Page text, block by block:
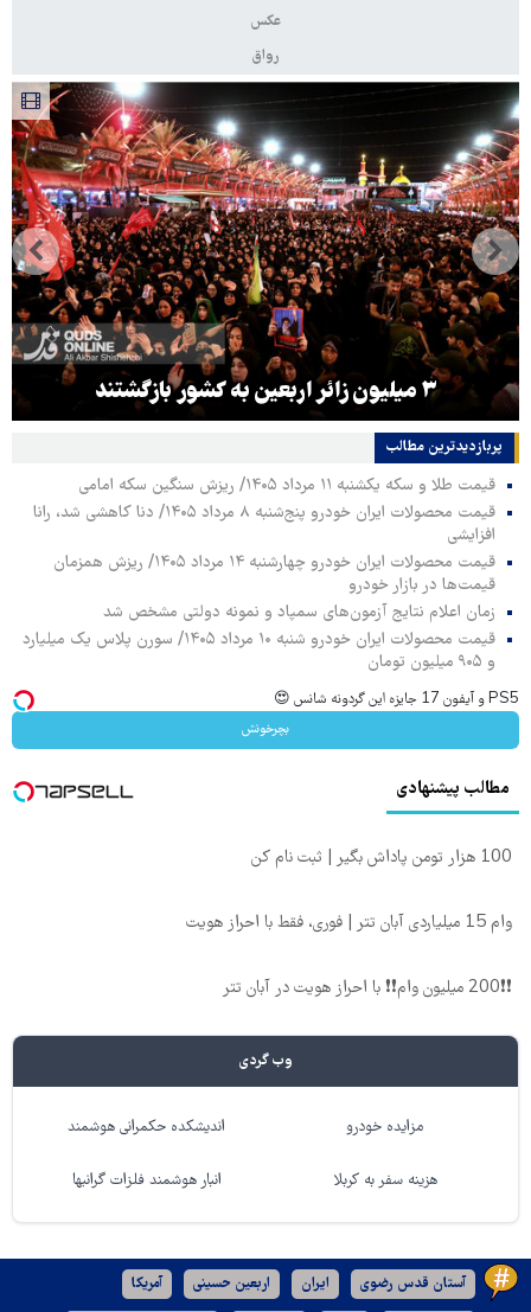
عکس
رواق
۳ میلیون زائر اربعین به کشور بازگشتند
پربازدیدترین‌ مطالب
قیمت طلا و سکه یکشنبه ۱۱ مرداد ۱۴۰۵/ ریزش سنگین سکه امامی
قیمت محصولات ایران خودرو پنج‌شنبه ۸ مرداد ۱۴۰۵/ دنا کاهشی شد، رانا
افزایشی
قیمت محصولات ایران خودرو چهارشنبه ۱۴ مرداد ۱۴۰۵/ ریزش همزمان
قیمت‌ها در بازار خودرو
زمان اعلام نتایج آزمون‌های سمپاد و نمونه دولتی مشخص شد
قیمت محصولات ایران خودرو شنبه ۱۰ مرداد ۱۴۰۵/ سورن پلاس یک میلیارد
و ۹۰۵ میلیون تومان
PS5 و آیفون 17 جایزه این گردونه شانس 😍
بچرخونش
مطالب پیشنهادی
100 هزار تومن پاداش بگیر | ثبت نام کن
وام 15 میلیاردی آبان تتر | فوری، فقط با احراز هویت
❗❗200 میلیون وام❗❗ با احراز هویت در آبان تتر
وب گردی
مزایده خودرو اندیشکده حکمرانی هوشمند
هزینه سفر به کربلا انبار هوشمند فلزات گرانبها
آستان قدس رضوی ایران اربعین حسینی آمریکا